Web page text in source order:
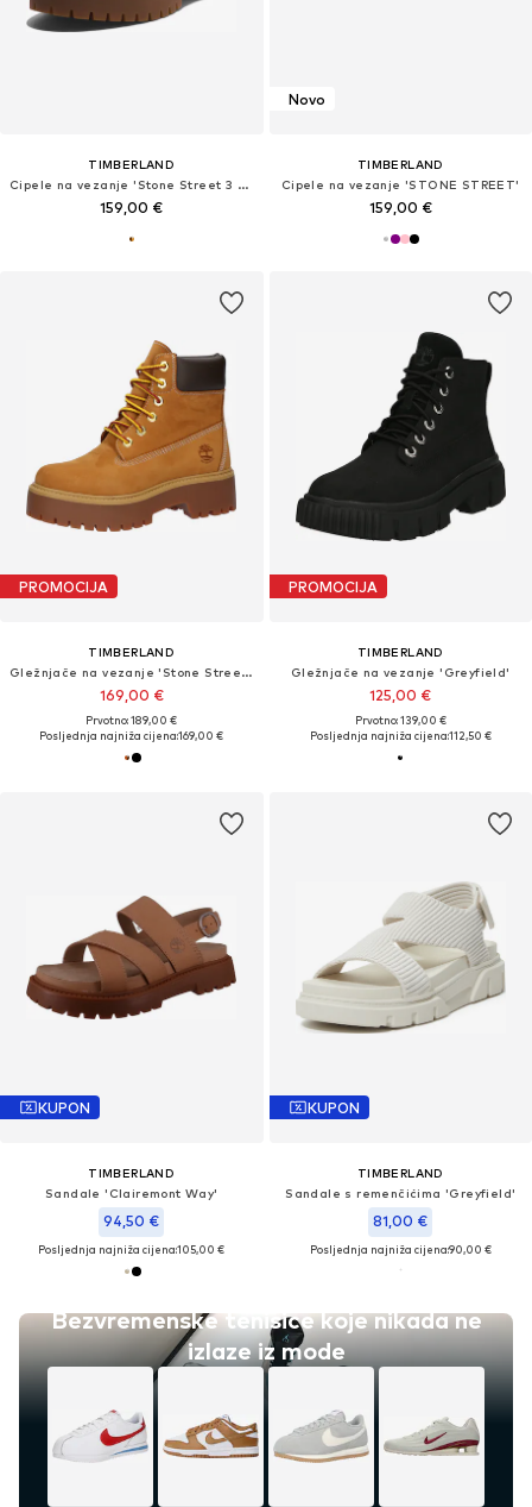
TIMBERLAND
Cipele na vezanje 'Stone Street 3 Eye'
159,00 €
Novo
TIMBERLAND
Cipele na vezanje 'STONE STREET'
159,00 €
PROMOCIJA
TIMBERLAND
Gležnjače na vezanje 'Stone Street 6-Inch'
169,00 €
Prvotno: 189,00 €
Posljednja najniža cijena:169,00 €
PROMOCIJA
TIMBERLAND
Gležnjače na vezanje 'Greyfield'
125,00 €
Prvotno: 139,00 €
Posljednja najniža cijena:112,50 €
KUPON
TIMBERLAND
Sandale 'Clairemont Way'
94,50 €
Posljednja najniža cijena:105,00 €
Bezvremenske tenisice koje nikada ne
izlaze iz mode
KUPON
TIMBERLAND
Sandale s remenčićima 'Greyfield'
81,00 €
Posljednja najniža cijena:90,00 €